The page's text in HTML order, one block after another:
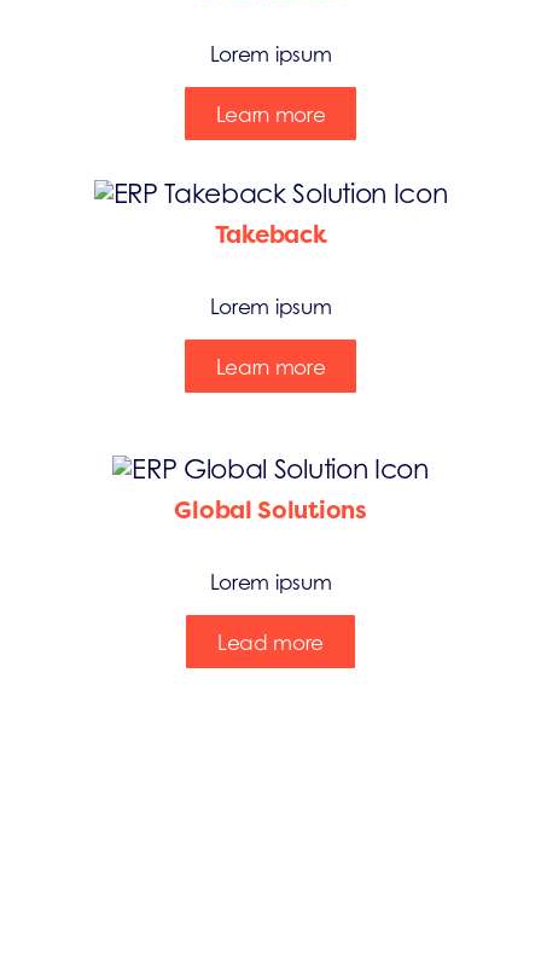
Lorem ipsum
Learn more
Takeback
Lorem ipsum
Learn more
Global Solutions
Lorem ipsum
Lead more